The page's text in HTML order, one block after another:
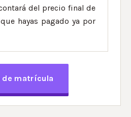
del precio final de
hayas pagado ya por
de matrícula